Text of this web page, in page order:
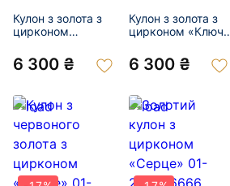
Кулон з золота з
цирконом
200841589
6 300 ₴
Кулон з золота з
цирконом «Ключ»
6 300 ₴